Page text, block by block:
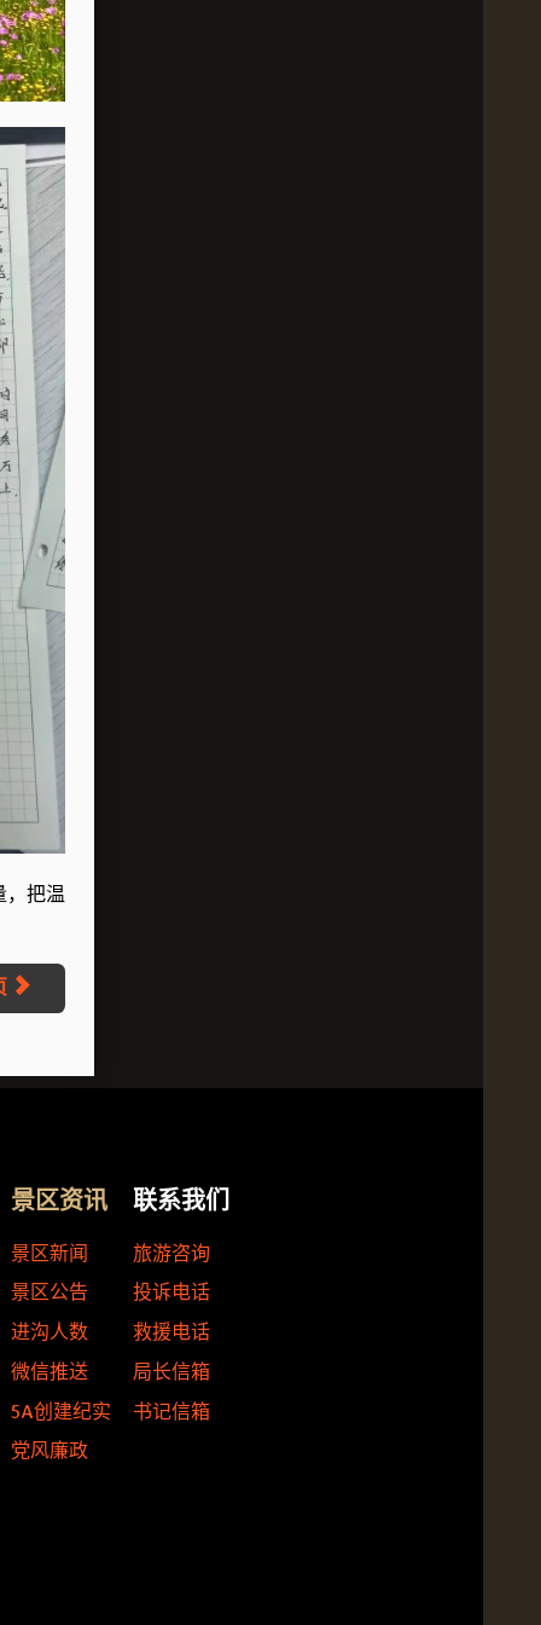
把温
景区资讯
景区新闻
景区公告
进沟人数
微信推送
5A创建纪实
党风廉政
联系我们
旅游咨询
投诉电话
救援电话
局长信箱
书记信箱